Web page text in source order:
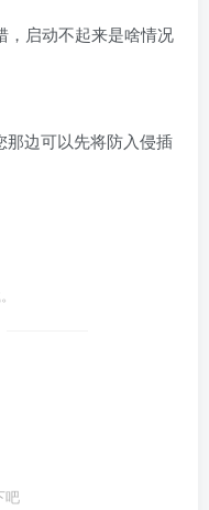
，启动不起来是啥情况
那边可以先将防入侵插
吧